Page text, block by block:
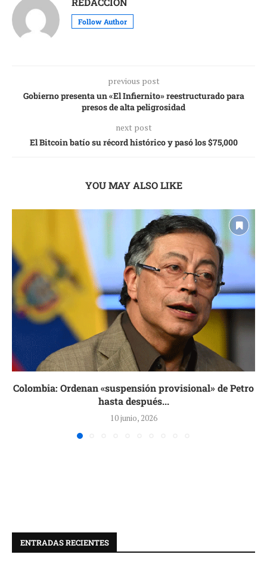
Follow Author
previous post
Gobierno presenta un «El Infiernito» reestructurado para
presos de alta peligrosidad
next post
El Bitcoin batío su récord histórico y pasó los $75,000
YOU MAY ALSO LIKE
Colombia: Ordenan «suspensión provisional» de Petro
hasta después...
10 junio, 2026
ENTRADAS RECIENTES